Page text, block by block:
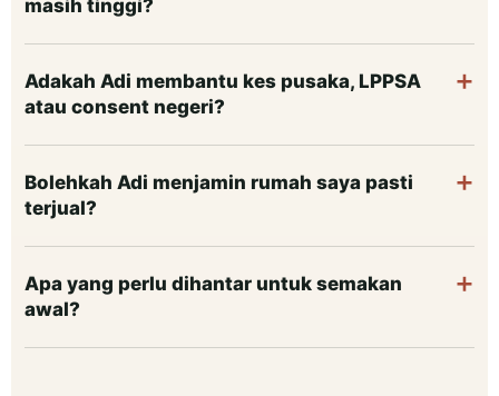
masih tinggi?
Adakah Adi membantu kes pusaka, LPPSA
atau consent negeri?
Bolehkah Adi menjamin rumah saya pasti
terjual?
Apa yang perlu dihantar untuk semakan
awal?